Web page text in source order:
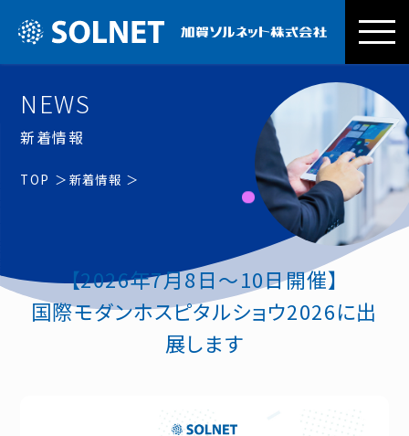
NEWS
新着情報
TOP 新着情報
【2026年7月8日〜10日開催】
国際モダンホスピタルショウ2026に出
展します